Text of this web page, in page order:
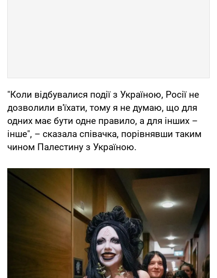
"Коли відбувалися події з Україною, Росії не
дозволили в'їхати, тому я не думаю, що для
одних має бути одне правило, а для інших –
інше", – сказала співачка, порівнявши таким
чином Палестину з Україною.